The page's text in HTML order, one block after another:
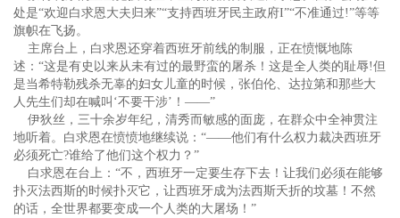
处是“欢迎白求恩大夫归来”“支持西班牙民主政府I”“不准通过!”等等
旗帜在飞扬。
主席台上，白求恩还穿着西班牙前线的制服，正在愤慨地陈
述：“这是有史以来从未有过的最野蛮的屠杀！这是全人类的耻辱!但
是当希特勒残杀无辜的妇女儿童的时候，张伯伦、达拉第和那些大
人先生们却在喊叫‘不要干涉’！——”
伊狄丝，三十余岁年纪，清秀而敏感的面庞，在群众中全神贯注
地听着。白求恩在愤愤地继续说：“——他们有什么权力裁决西班牙
必须死亡?谁给了他们这个权力？”
白求恩在台上：“不，西班牙一定要生存下去！让我们必须在能够
扑灭法西斯的时候扑灭它，让西班牙成为法西斯夭折的坟墓！不然
的话，全世界都要变成一个人类的大屠场！”